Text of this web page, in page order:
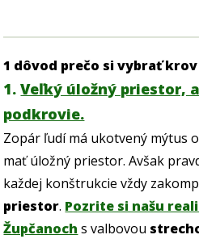
1 dôvod prečo si vybrať
1.Veľký úložný priestor,
podkrovie.
Zopár ľudí má ukotvený mýtus
mať úložný priestor. Avšak
každej konštrukcie vždy
priestor. Pozrite si našu
Župčanoch s valbovou